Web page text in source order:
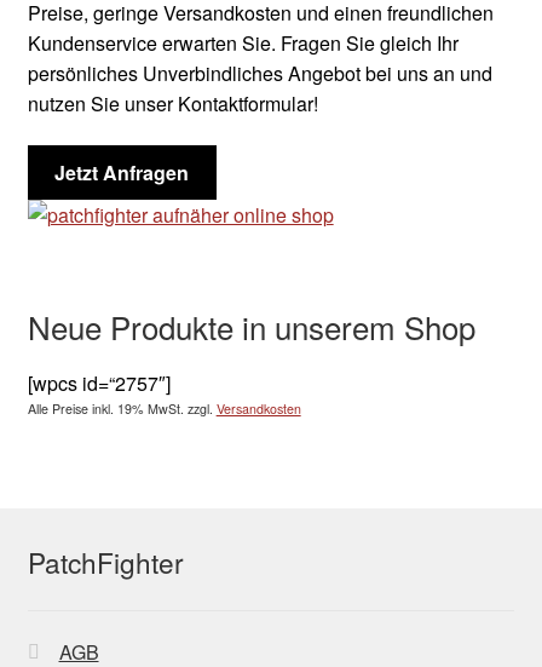
Preise, geringe Versandkosten und einen freundlichen
Kundenservice erwarten Sie. Fragen Sie gleich Ihr
persönliches Unverbindliches Angebot bei uns an und
nutzen Sie unser Kontaktformular!
Jetzt Anfragen
Neue Produkte in unserem Shop
[wpcs id=“2757″]
Alle Preise inkl. 19% MwSt. zzgl. Versandkosten
PatchFighter
AGB